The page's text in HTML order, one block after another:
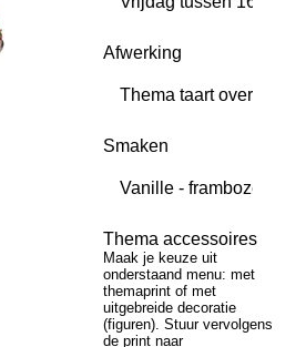
Afwerking
Smaken
Thema accessoires
Maak je keuze uit
onderstaand menu: met
themaprint of met
uitgebreide decoratie
(figuren). Stuur vervolgens
de print naar